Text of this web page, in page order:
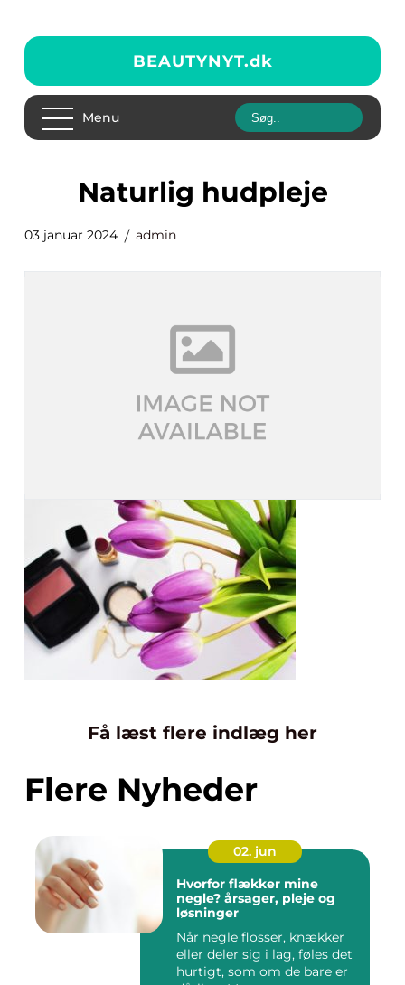
BEAUTYNYT.dk
Menu
naturlig hudpleje
03 januar 2024 admin
Få læst flere indlæg her
Flere Nyheder
02. jun
Hvorfor flækker mine
negle? årsager, pleje og
løsninger
Når negle flosser, knækker
eller deler sig i lag, føles det
hurtigt, som om de bare er